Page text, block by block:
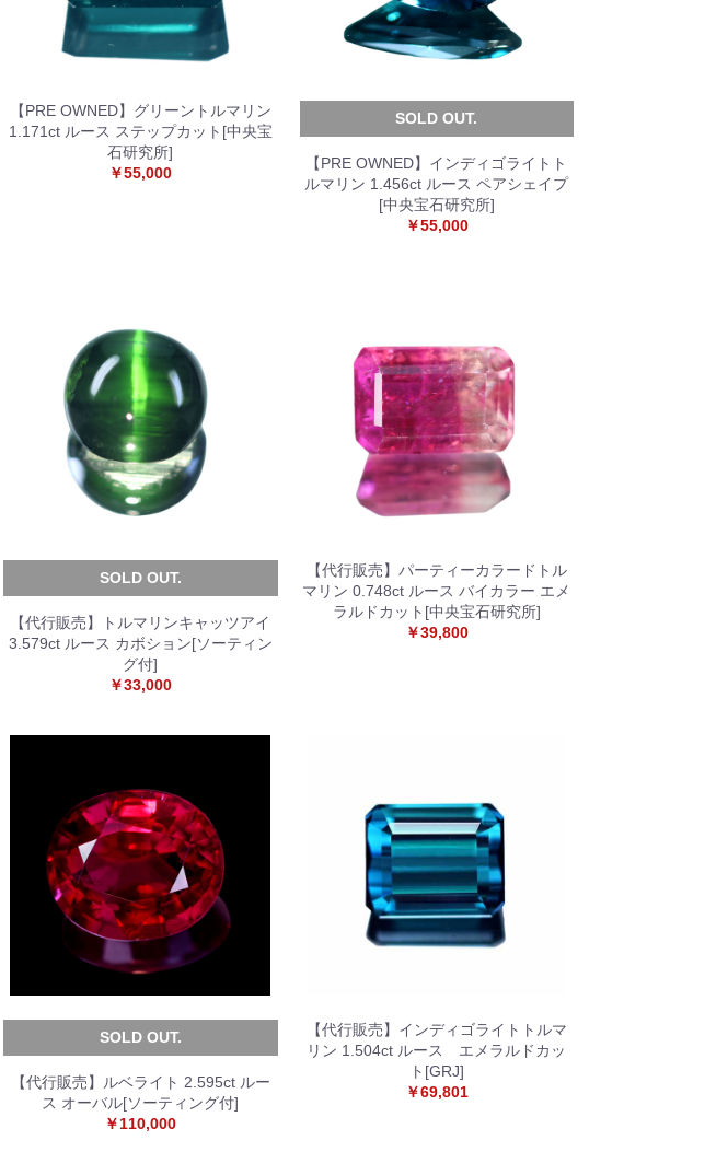
【PRE OWNED】グリーントルマリン
1.171ct ルース ステップカット[中央宝
石研究所]
￥55,000
SOLD OUT.
【PRE OWNED】インディゴライトト
ルマリン 1.456ct ルース ペアシェイプ
[中央宝石研究所]
￥55,000
SOLD OUT.
【代行販売】トルマリンキャッツアイ
3.579ct ルース カボション[ソーティン
グ付]
￥33,000
【代行販売】パーティーカラードトル
マリン 0.748ct ルース バイカラー エメ
ラルドカット[中央宝石研究所]
￥39,800
SOLD OUT.
【代行販売】ルベライト 2.595ct ルー
ス オーバル[ソーティング付]
￥110,000
【代行販売】インディゴライトトルマ
リン 1.504ct ルース エメラルドカッ
ト[GRJ]
￥69,801